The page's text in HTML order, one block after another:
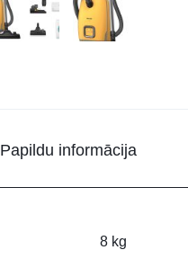
Papildu informācija
8 kg